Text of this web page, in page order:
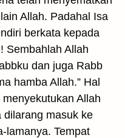
Allah. Padahal Isa
berkata kepada
Sembahlah Allah
dan juga Rabb
hamba Allah.” Hal
Allah
dilarang masuk ke
lamanya. Tempat